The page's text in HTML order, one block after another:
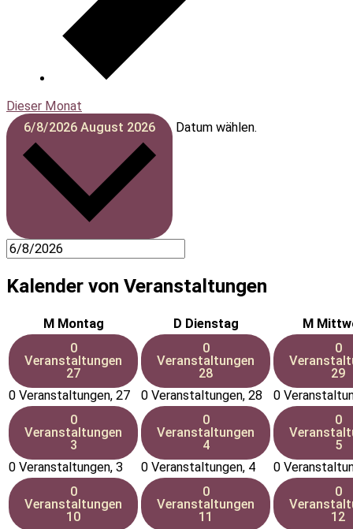
Dieser Monat
6/8/2026 August 2026 Datum wählen.
Kalender von Veranstaltungen
M Montag D Dienstag M
0
Veranstaltungen
27
0 Veranstaltungen, 27
0
Veranstaltungen
28
0 Veranstaltungen, 28
0
29
0
0
Veranstaltungen
3
0 Veranstaltungen, 3
0
Veranstaltungen
4
0 Veranstaltungen, 4
0
5
0
0
Veranstaltungen
10
0
Veranstaltungen
11
0
12